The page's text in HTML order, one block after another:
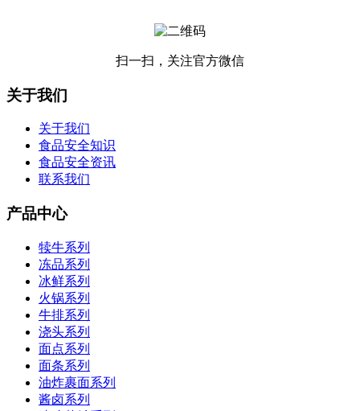
扫一扫，关注官方微信
关于我们
关于我们
食品安全知识
食品安全资讯
联系我们
产品中心
犊牛系列
冻品系列
冰鲜系列
火锅系列
牛排系列
浇头系列
面点系列
面条系列
油炸裹面系列
酱卤系列